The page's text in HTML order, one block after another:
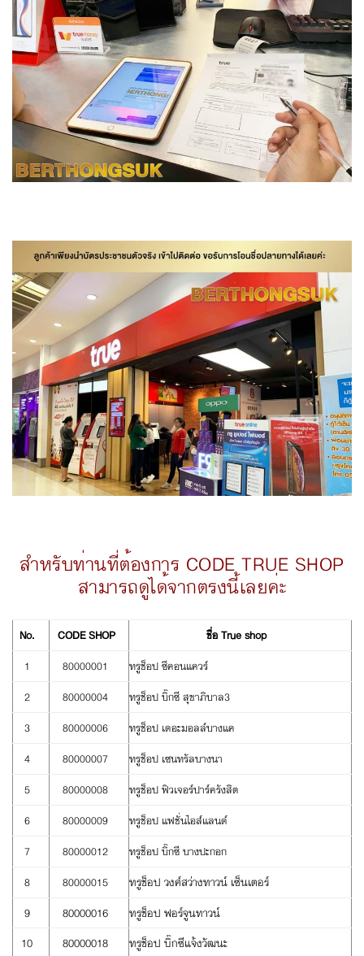
สำหรับท่านที่ต้องการ CODE TRUE SHOP
สามารถดูได้จากตรงนี้เลยค่ะ
No. CODE SHOP
ชื่อ True shop
1
80000001
ทรูช็อป ซีคอนแควร์
2
80000004
ทรูช็อป บิ๊กซี สุขาภิบาล3
3
80000006
ทรูช็อป เดอะมอลล์บางแค
4
80000007
ทรูช็อป เซนทรัลบางนา
5
80000008
ทรูช็อป ฟิวเจอร์ปาร์ครังสิต
6
80000009
ทรูช็อป แฟชั่นไอส์แลนด์
7
80000012
ทรูช็อป บิ๊กซี บางปะกอก
8
80000015
ทรูช็อป วงศ์สว่างทาวน์ เซ็นเตอร์
9
80000016
ทรูช็อป ฟอร์จูนทาวน์
10
80000018 ทรูช็อป บิ๊กซีแจ้งวัฒนะ